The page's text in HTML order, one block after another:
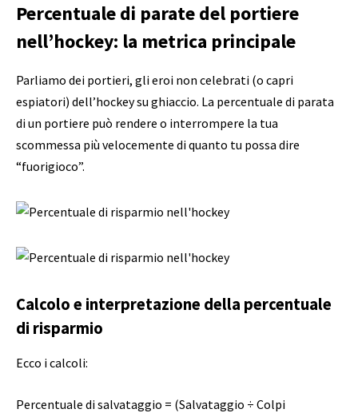
Percentuale di parate del portiere
nell’hockey: la metrica principale
Parliamo dei portieri, gli eroi non celebrati (o capri
espiatori) dell’hockey su ghiaccio. La percentuale di parata
di un portiere può rendere o interrompere la tua
scommessa più velocemente di quanto tu possa dire
“fuorigioco”.
Calcolo e interpretazione della percentuale
di risparmio
Ecco i calcoli:
Percentuale di salvataggio = (Salvataggio ÷ Colpi